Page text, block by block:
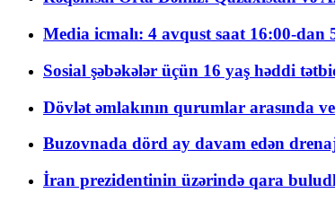
Media icmalı: 4 avqust saat 16:00-dan
Sosial şəbəkələr üçün 16 yaş həddi
Dövlət əmlakının qurumlar arasında
Buzovnada dörd ay davam edən
İran prezidentinin üzərində qara